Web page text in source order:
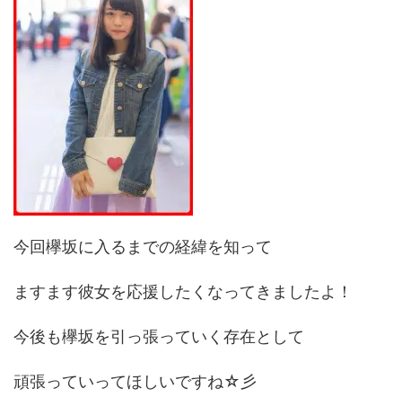
今回欅坂に入るまでの経緯を知って
ますます彼女を応援したくなってきましたよ！
今後も欅坂を引っ張っていく存在として
頑張っていってほしいですね☆彡